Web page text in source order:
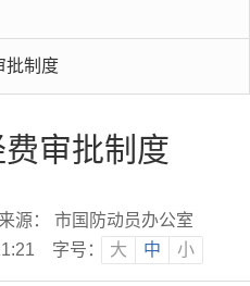
批制度
审批制度
源： 市国防动员办公室
字号： 大 中 小